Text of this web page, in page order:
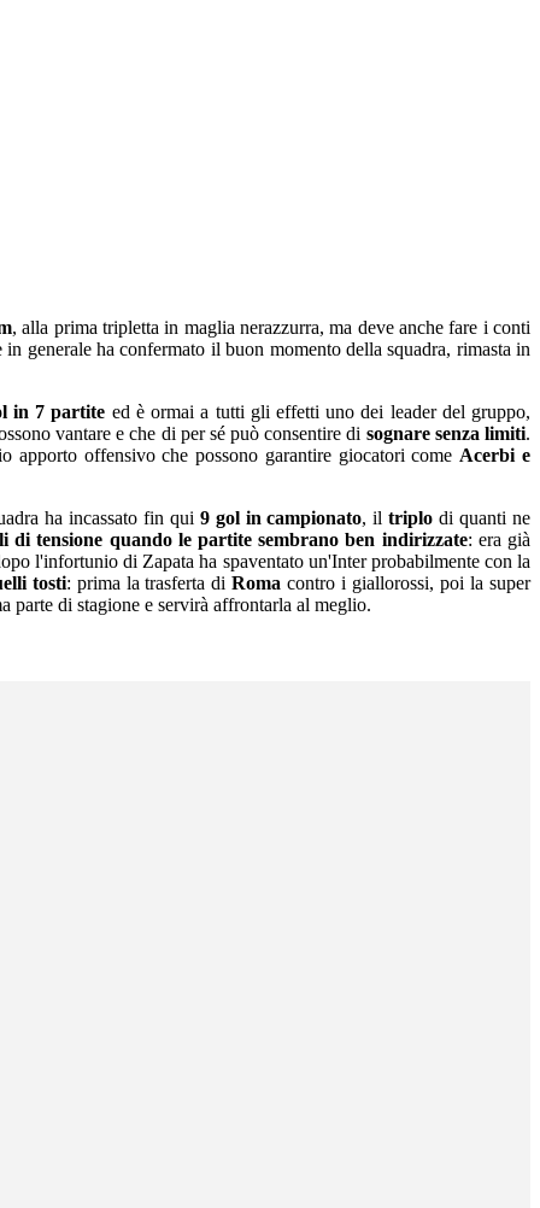
, alla prima tripletta in maglia nerazzurra, ma deve anche fare i conti
in generale ha confermato il buon momento della squadra, rimasta in
in 7 partite ed è ormai a tutti gli effetti uno dei leader del gruppo,
vantare e che di per sé può consentire di sognare senza limiti.
apporto offensivo che possono garantire giocatori come Acerbi e
ha incassato fin qui 9 gol in campionato, iltriplo di quanti ne
di tensione quando le partite sembrano ben indirizzate: era già
l'infortunio di Zapata ha spaventato un'Inter probabilmente con la
tosti: prima la trasferta diRoma contro i giallorossi, poi la super
parte di stagione e servirà affrontarla al meglio.